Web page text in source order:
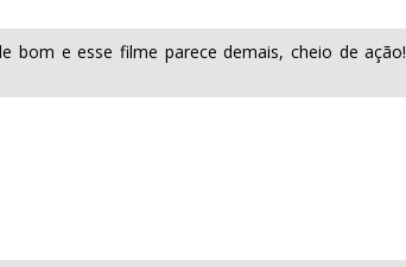
bom e esse filme parece demais, cheio de ação!